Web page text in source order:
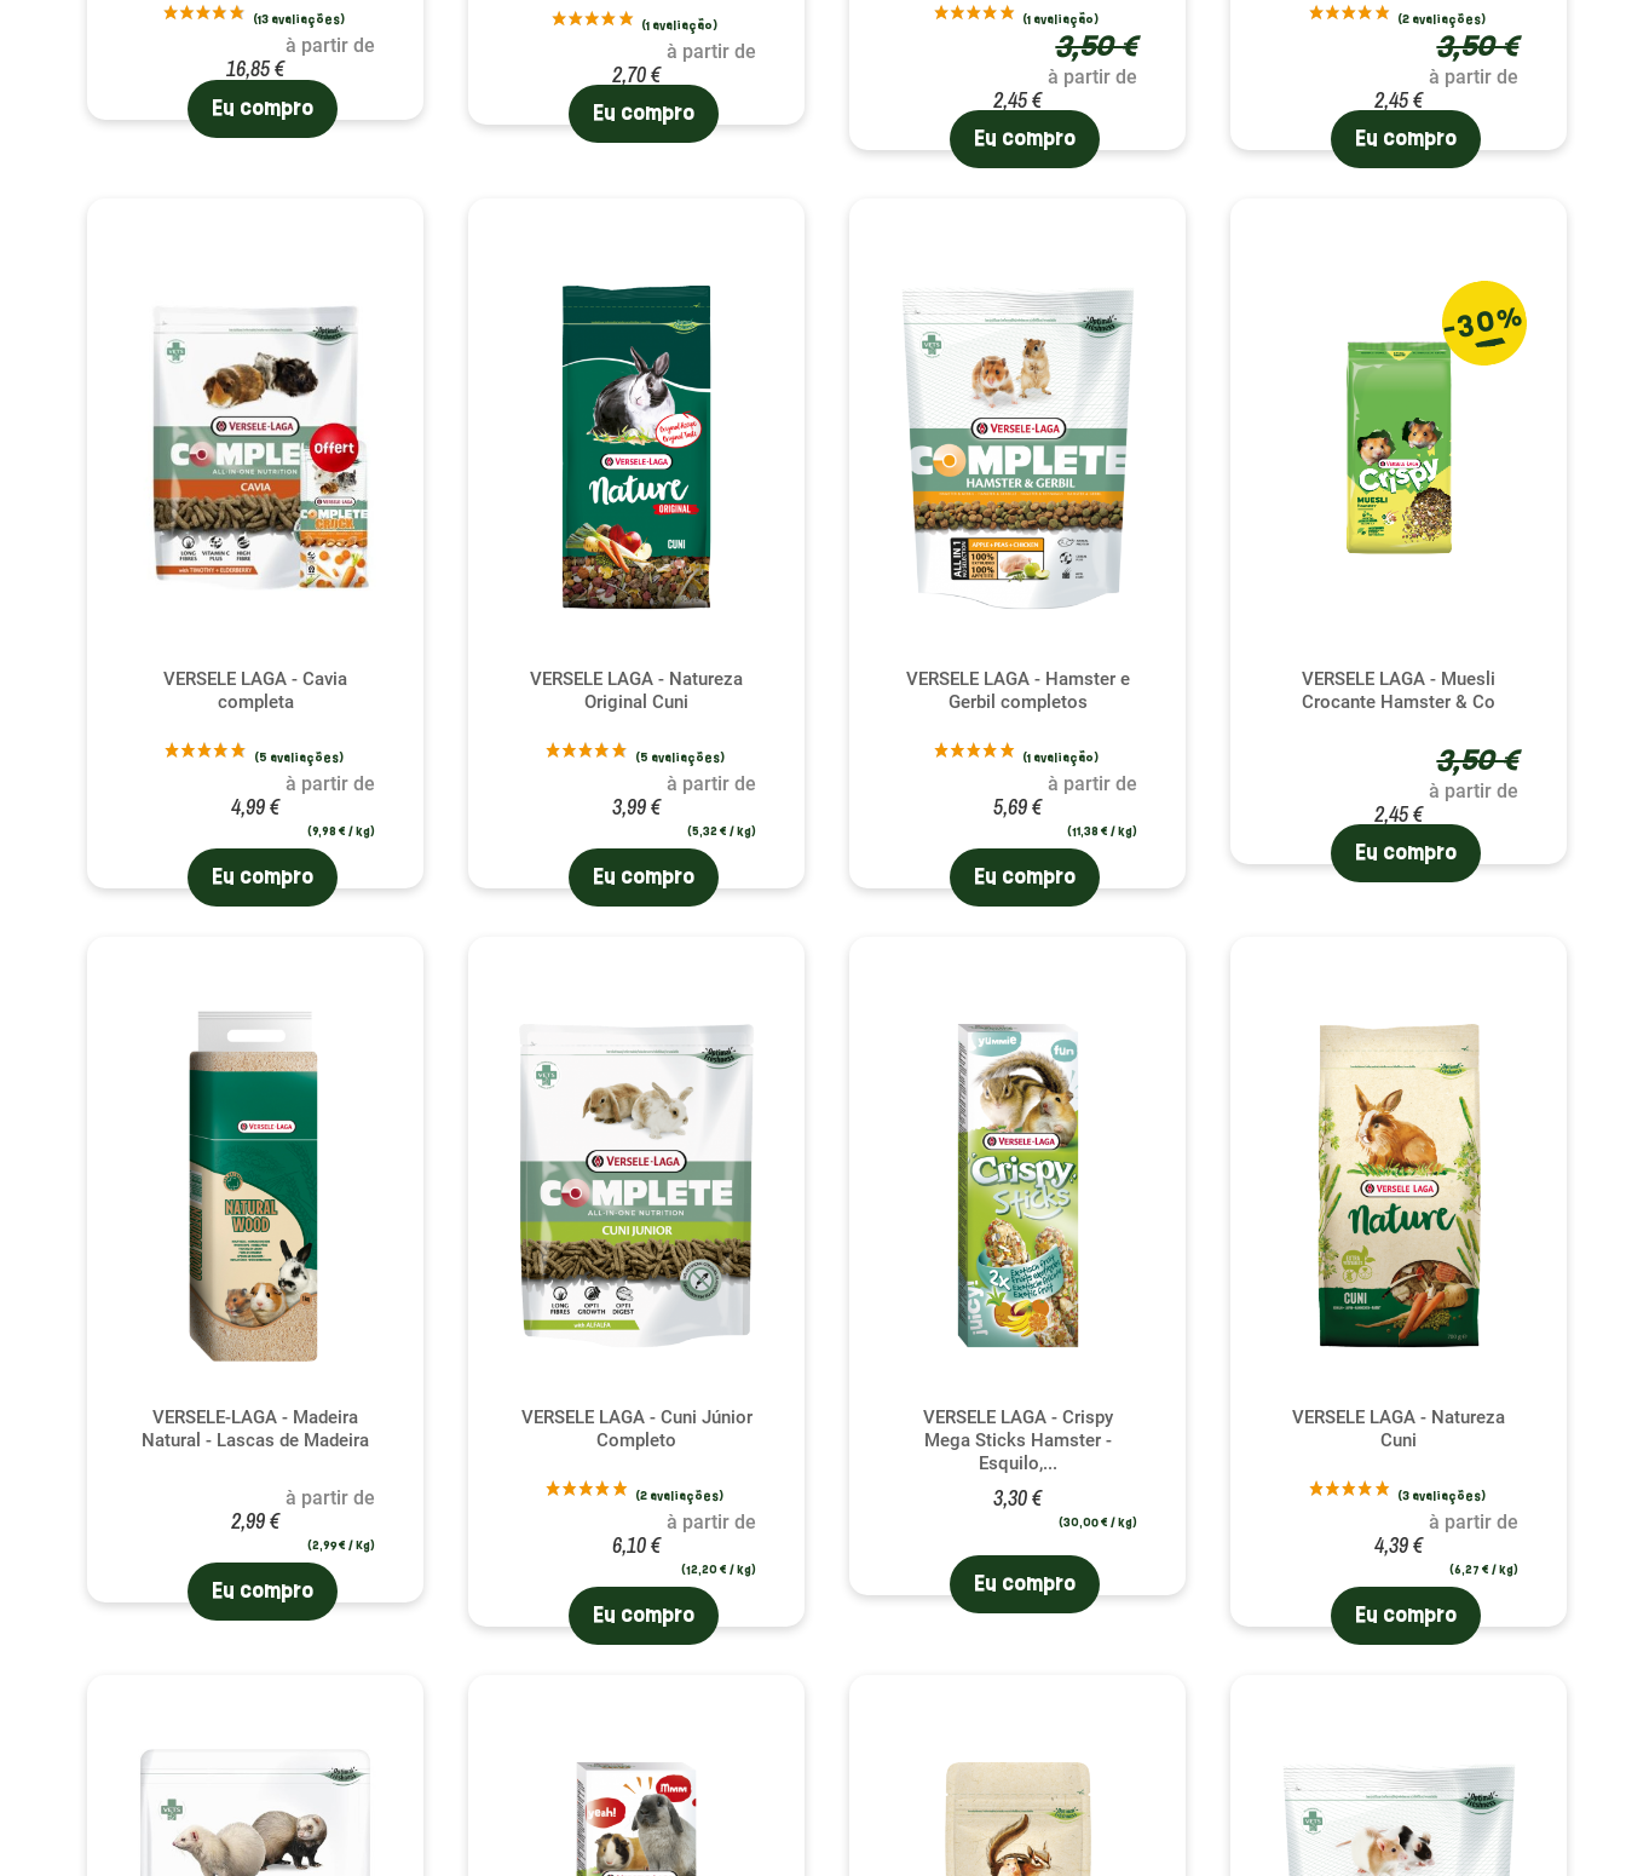
(13 avaliações)
à partir de
16,85 €
Eu compro
(1 avaliação)
à partir de
2,70 €
Eu compro
3,50 €
à partir de
2,45 €
Eu compro
3,50 €
à partir de
2,45 €
Eu compro
VERSELE LAGA - Cavia
completa
à partir de
4,99 €
(9,98 € / kg)
Eu compro
VERSELE LAGA - Natureza
Original Cuni
à partir de
3,99 €
(5,32 € / kg)
Eu compro
VERSELE LAGA - Hamster e
Gerbil completos
à partir de
5,69 €
(11,38 € / kg)
Eu compro
VERSELE LAGA - Muesli
Crocante Hamster & Co
3,50 €
à partir de
2,45 €
-30%
Eu compro
VERSELE-LAGA - Madeira
Natural - Lascas de Madeira
à partir de
2,99 €
(2,99 € / Kg)
Eu compro
VERSELE LAGA - Cuni Júnior
Completo
à partir de
6,10 €
(12,20 € / kg)
Eu compro
VERSELE LAGA - Crispy
Mega Sticks Hamster -
Esquilo,...
3,30 €
(30,00 € / kg)
Eu compro
VERSELE LAGA - Natureza
Cuni
à partir de
4,39 €
(6,27 € / kg)
Eu compro